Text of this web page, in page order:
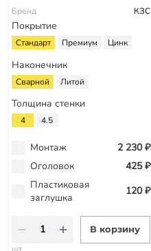
Бренд КЗС
Покрытие
Стандарт Премиум Цинк
Наконечник
Сварной Литой
Толщина стенки
4 4.5
Монтаж
2 230 ₽
Оголовок
425 ₽
Пластиковая
заглушка
120 ₽
В корзину
шт